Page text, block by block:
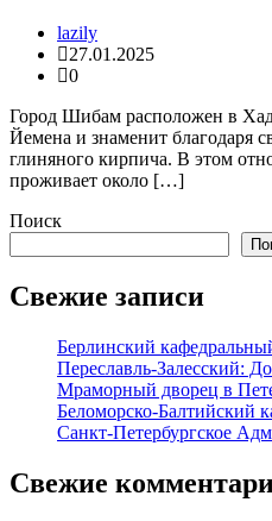
lazily
27.01.2025
0
Город Шибам расположен в
Йемена и знаменит благодаря
глиняного кирпича. В этом
проживает около […]
Поиск
Свежие записи
Берлинский
Переславль-Залесский:
Мраморный дворец в
Беломорско-Балтийский
Санкт-Петербургское
Свежие